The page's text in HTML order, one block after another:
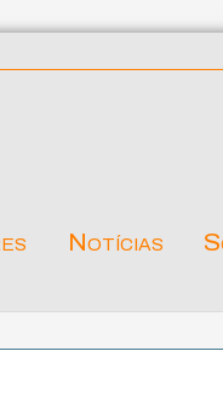
Notícias